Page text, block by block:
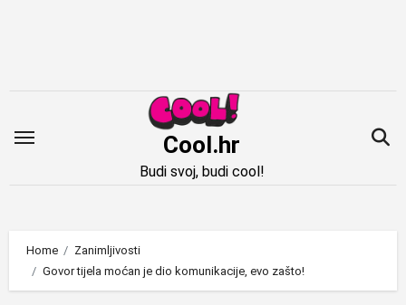
Cool.hr
Budi svoj, budi cool!
Home
Zanimljivosti
Govor tijela moćan je dio komunikacije, evo zašto!